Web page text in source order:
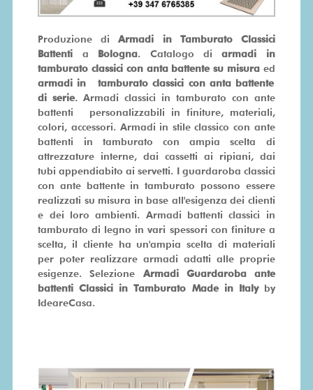
CONSEGNA
PROMOProduzione di Armadi in Tamburato Classici
Battenti a Bologna . Catalogo di armadi in
tamburato classici con anta battente su misuraed
armadi in tamburato classici con anta battente
di serie . Armadi classici in tamburato con ante
battenti personalizzabili in finiture, materiali,
colori, accessori. Armadi in stile classico con ante
battenti in tamburato con ampia scelta di
attrezzature interne, dai cassetti ai ripiani, dai
tubi appendiabito ai servetti. I guardaroba classici
con ante battente in tamburato possono essere
realizzati su misura in base all'esigenza dei clienti
e dei loro ambienti. Armadi battenti classici in
tamburato di legno in vari spessori con finiture a
scelta, il cliente ha un'ampia scelta di materiali
per poter realizzare armadi adatti alle proprie
esigenze. Selezione Armadi Guardaroba ante
battenti Classici in Tamburato Made in Italyby
IdeareCasa.